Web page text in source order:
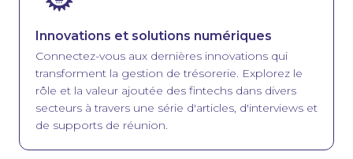
Innovations et solutions numériques
Connectez-vous aux dernières innovations qui
transforment la gestion de trésorerie. Explorez le
rôle et la valeur ajoutée des fintechs dans divers
secteurs à travers une série d'articles, d'interviews et
de supports de réunion.